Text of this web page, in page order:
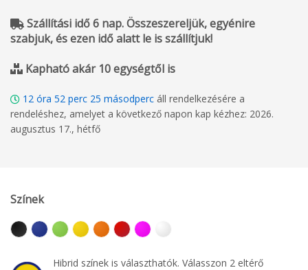
Szállítási idő 6 nap. Összeszereljük, egyénire
szabjuk, és ezen idő alatt le is szállítjuk!
Kapható akár 10 egységtől is
12 óra 52 perc 24 másodperc áll rendelkezésére a
rendeléshez, amelyet a következő napon kap kézhez: 2026.
augusztus 17., hétfő
Színek
Hibrid színek is választhatók. Válasszon 2 eltérő